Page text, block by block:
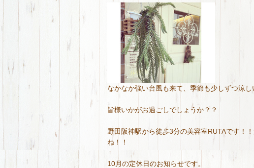
なかなか強い台風も来て、季節も少しずつ涼
皆様いかがお過ごしでしょうか？？
野田阪神駅から徒歩3分の美容室RUTAです！
ね！！
10月の定休日のお知らせです。